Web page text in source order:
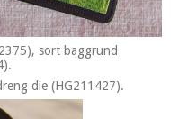
sort baggrund
die (HG211427).